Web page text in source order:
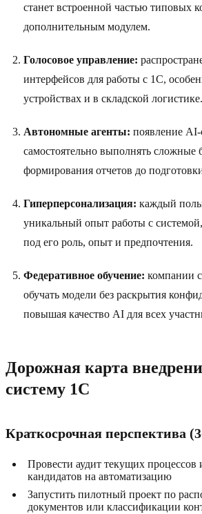
станет встроенной частью типовых
дополнительным модулем.
Голосовое управление:
интерфейсов для работы с 1C,
устройствах и в складской логистике.
Автономные агенты: появление
самостоятельно выполнять сложные
формирования отчетов до
Гиперперсонализация: каждый
уникальный опыт работы с
под его роль, опыт и предпочтения.
Федеративное обучение: компании
обучать модели без раскрытия
повышая качество AI для всех
Дорожная карта
систему 1C
Краткосрочная перспектива
Провести аудит текущих процессов
кандидатов на автоматизацию
Запустить пилотный проект по
документов или классификации